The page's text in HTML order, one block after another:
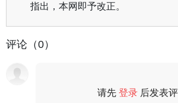
指出，本网即予改正。
评论（0）
请先登录 后发表